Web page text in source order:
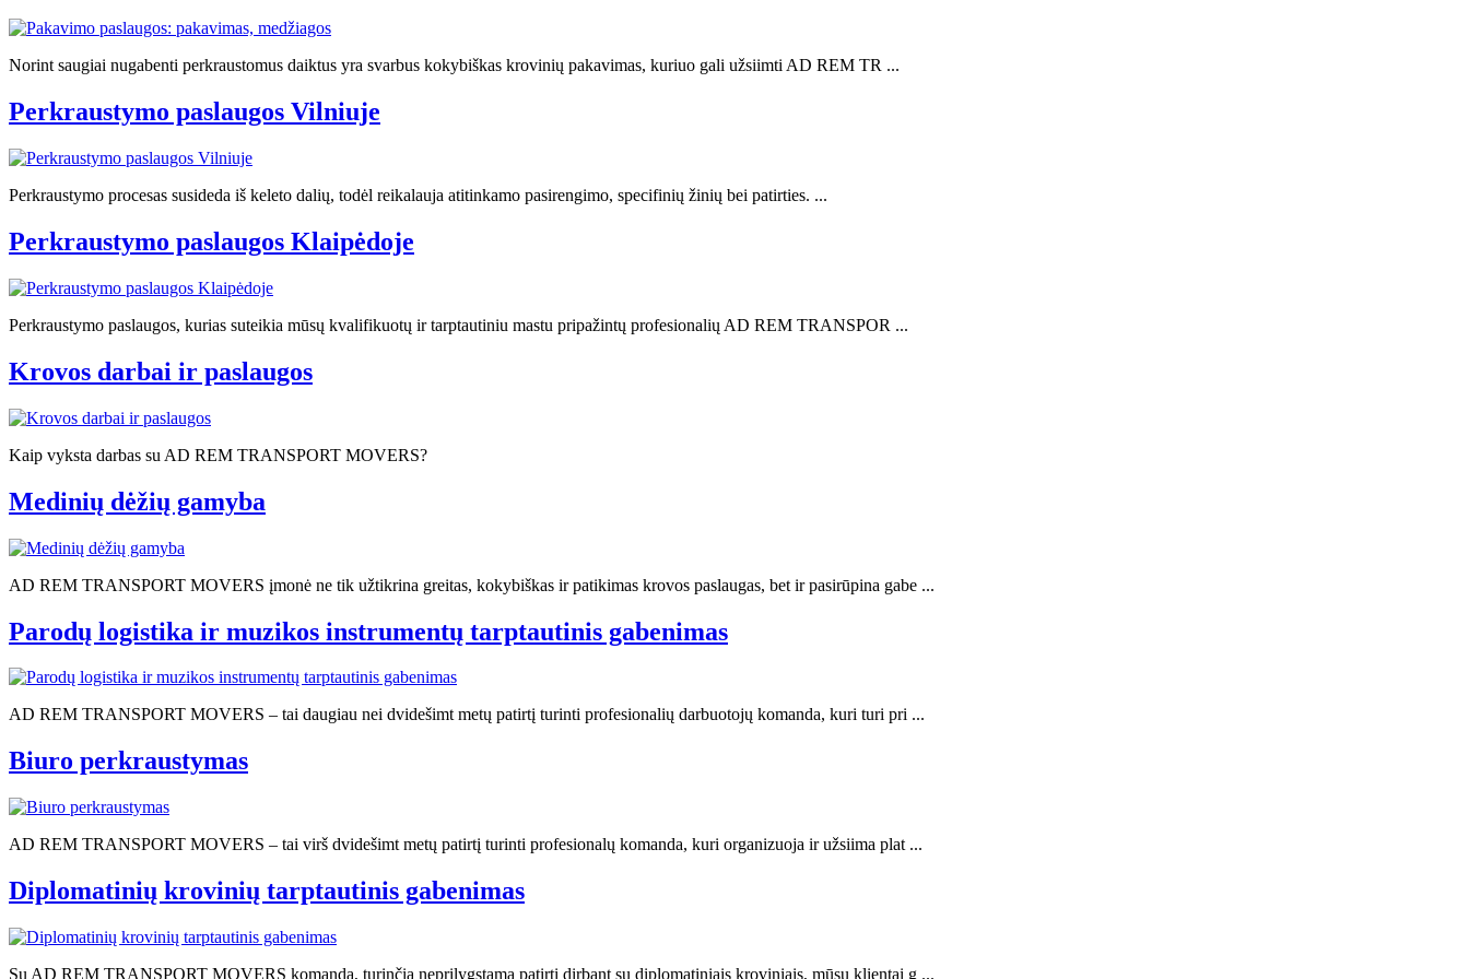
Norint saugiai nugabenti perkraustomus daiktus yra svarbus kokybiškas krovinių pakavimas, kuriuo gali užsiimti AD REM TR ...
Perkraustymo paslaugos Vilniuje
Perkraustymo procesas susideda iš keleto dalių, todėl reikalauja atitinkamo pasirengimo, specifinių žinių bei patirties. ...
Perkraustymo paslaugos Klaipėdoje
Perkraustymo paslaugos, kurias suteikia mūsų kvalifikuotų ir tarptautiniu mastu pripažintų profesionalių AD REM TRANSPOR ...
Krovos darbai ir paslaugos
Kaip vyksta darbas su AD REM TRANSPORT MOVERS?
Medinių dėžių gamyba
AD REM TRANSPORT MOVERS įmonė ne tik užtikrina greitas, kokybiškas ir patikimas krovos paslaugas, bet ir pasirūpina gabe ...
Parodų logistika ir muzikos instrumentų tarptautinis gabenimas
AD REM TRANSPORT MOVERS – tai daugiau nei dvidešimt metų patirtį turinti profesionalių darbuotojų komanda, kuri turi pri ...
Biuro perkraustymas
AD REM TRANSPORT MOVERS – tai virš dvidešimt metų patirtį turinti profesionalų komanda, kuri organizuoja ir užsiima plat ...
Diplomatinių krovinių tarptautinis gabenimas
Su AD REM TRANSPORT MOVERS komanda, turinčią neprilygstamą patirtį dirbant su diplomatiniais kroviniais, mūsų klientai g ...